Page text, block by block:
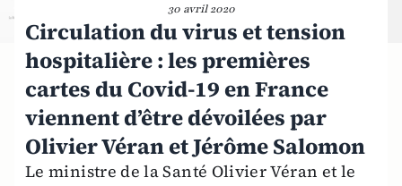
30 avril 2020
Circulation du virus et tension
hospitalière : les premières
cartes du Covid-19 en France
viennent d’être dévoilées par
Olivier Véran et Jérôme Salomon
Le ministre de la Santé Olivier Véran et le